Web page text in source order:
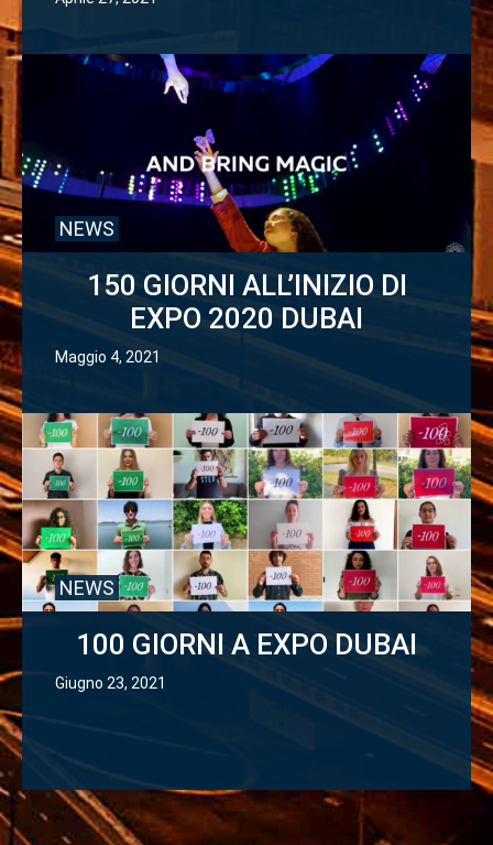
150 GIORNI ALL’INIZIO DI
EXPO 2020 DUBAI
Maggio 4, 2021
NEWS
100 GIORNI A EXPO DUBAI
Giugno 23, 2021
NEWS